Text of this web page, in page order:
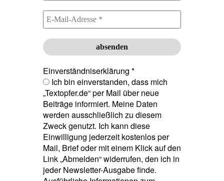
Einverständniserklärung *
Ich bin einverstanden, dass mich
„Textopfer.de“ per Mail über neue
Beiträge informiert. Meine Daten
werden ausschließlich zu diesem
Zweck genutzt. Ich kann diese
Einwilligung jederzeit kostenlos per
Mail, Brief oder mit einem Klick auf den
Link „Abmelden“ widerrufen, den ich in
jeder Newsletter-Ausgabe finde.